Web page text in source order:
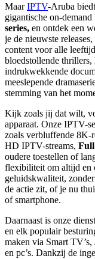
MaarIPTV-Aruba
gigantische on-
series, en ontdek een
je de nieuwste
content voor alle
bloedstollende
indrukwekkende
meeslepende
stemming van het
Kijk zoals jij dat wilt,
apparaat. Onze IPTV-
zoals verbluffende 8K-
HD IPTV-streams, Full
oudere toestellen of
flexibiliteit om altijd en
geluidskwaliteit,
de actie zit, of je nu
of smartphone.
Daarnaast is onze
en elk populair
maken via Smart
en pc’s. Dankzij de